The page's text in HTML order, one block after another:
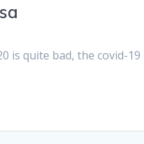
is quite bad, the covid-19